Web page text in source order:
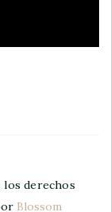
los derechos
Blossom